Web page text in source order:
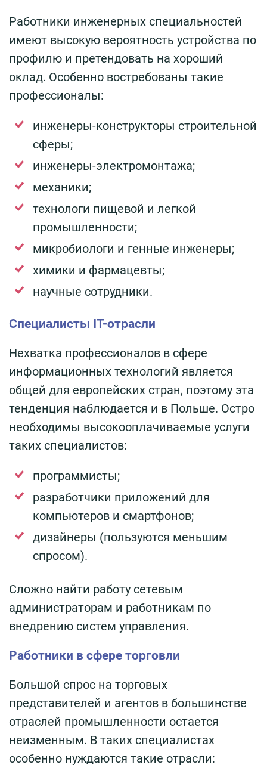
Работники инженерных специальностей
имеют высокую вероятность устройства по
профилю и претендовать на хороший
оклад. Особенно востребованы такие
профессионалы:
инженеры-конструкторы строительной
сферы;
инженеры-электромонтажа;
механики;
технологи пищевой и легкой
промышленности;
микробиологи и генные инженеры;
химики и фармацевты;
научные сотрудники.
Специалисты IT-отрасли
Нехватка профессионалов в сфере
информационных технологий является
общей для европейских стран, поэтому эта
тенденция наблюдается и в Польше. Остро
необходимы высокооплачиваемые услуги
таких специалистов:
программисты;
разработчики приложений для
компьютеров и смартфонов;
дизайнеры (пользуются меньшим
спросом).
Сложно найти работу сетевым
администраторам и работникам по
внедрению систем управления.
Работники в сфере торговли
Большой спрос на торговых
представителей и агентов в большинстве
отраслей промышленности остается
неизменным. В таких специалистах
особенно нуждаются такие отрасли: